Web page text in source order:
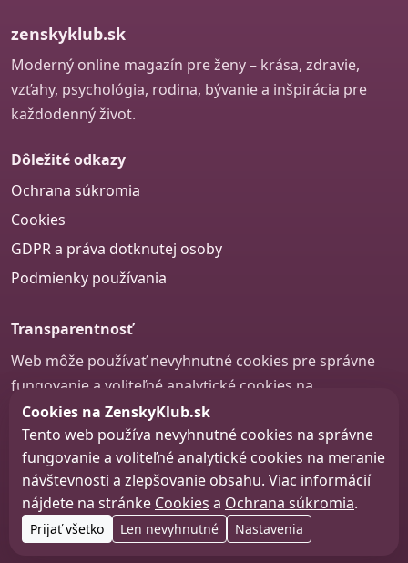
zenskyklub.sk
Moderný online magazín pre ženy – krása, zdravie,
vzťahy, psychológia, rodina, bývanie a inšpirácia pre
každodenný život.
Dôležité odkazy
Ochrana súkromia
Cookies
GDPR a práva dotknutej osoby
Podmienky používania
Transparentnosť
Web môže používať nevyhnutné cookies pre správne
fungovanie a voliteľné analytické cookies na
zlepšovanie obsahu a používateľskej skúsenosti.
Nastavenie cookies
© 2026 zenskyklub.sk
Web design, tvorba webu a SEO –Consultee, s.r.o.
Cookies na ZenskyKlub.sk
Tento web používa nevyhnutné cookies na správne
fungovanie a voliteľné analytické cookies na meranie
návštevnosti a zlepšovanie obsahu. Viac informácií
nájdete na stránke Cookies a Ochrana súkromia.
Prijať všetko Len nevyhnutné Nastavenia